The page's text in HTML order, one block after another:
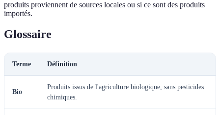
produits proviennent de sources locales ou si ce sont des produits
importés.
Glossaire
Terme Définition
Bio
Produits issus de l'agriculture biologique, sans pesticides
chimiques.